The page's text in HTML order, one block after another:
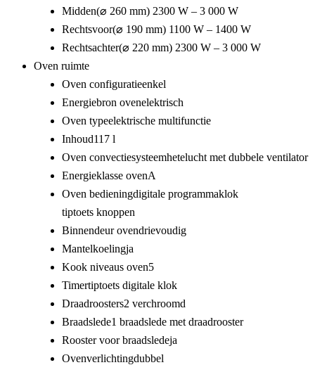
Midden(⌀ 260 mm) 2300 W – 3 000 W
Rechtsvoor(⌀ 190 mm) 1100 W – 1400 W
Rechtsachter(⌀ 220 mm) 2300 W – 3 000 W
Oven ruimte
Oven configuratieenkel
Energiebron ovenelektrisch
Oven typeelektrische multifunctie
Inhoud117 l
Oven convectiesysteemhetelucht met dubbele ventilator
Energieklasse ovenA
Oven bedieningdigitale programmaklok
tiptoets knoppen
Binnendeur ovendrievoudig
Mantelkoelingja
Kook niveaus oven5
Timertiptoets digitale klok
Draadroosters2 verchroomd
Braadslede1 braadslede met draadrooster
Rooster voor braadsledeja
Ovenverlichtingdubbel